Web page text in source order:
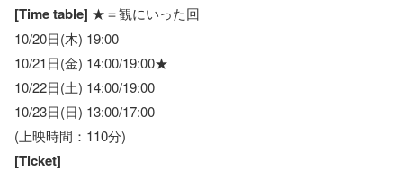
[Time table] ★＝観にいった回
10/20日(木) 19:00
10/21日(金) 14:00/19:00★
10/22日(土) 14:00/19:00
10/23日(日) 13:00/17:00
(上映時間：110分)
[Ticket]